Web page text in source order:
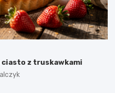
z truskawkami